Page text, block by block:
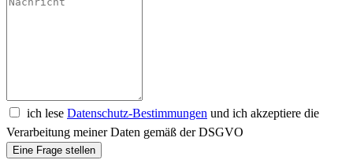
ich lese Datenschutz-Bestimmungen und ich akzeptiere die
Verarbeitung meiner Daten gemäß der DSGVO
Eine Frage stellen